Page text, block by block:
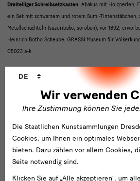
detail
3
Dreiteiliger Schreibsetzkasten: Abakus mit Holzperlen,
ein Set mit schwarzem und rotem Sumi-Tintenstäbchen,
Metallschachteln (suzuribako, soroban), vor 1892,
Heinrich Botho Scheube, GRASSI Museum für
05023 a-k
Wir verwenden
Ihre Zustimmung können Sie
DE
Die Staatlichen Kunstsammlungen
Cookies, um Ihnen ein optimales
bieten. Dazu zählen vor allem Cookies,
Seite notwendig sind.
Klicken Sie auf „Alle akzeptieren“, um